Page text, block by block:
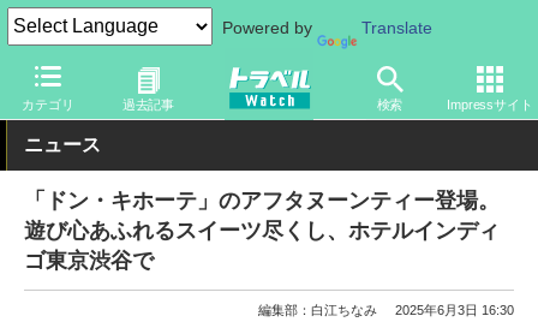
Powered by Translate
カテゴリ 過去記事 検索 Impressサイト
トラベル Watch 旅の情報 目的 グルメ
ニュース
「ドン・キホーテ」のアフタヌーンティー登場。
遊び心あふれるスイーツ尽くし、ホテルインディ
ゴ東京渋谷で
編集部：白江ちなみ 2025年6月3日 16:30